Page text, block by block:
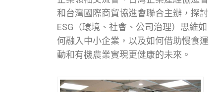
和台灣國際商貿協進會聯合主辦，探討
ESG（環境、社會、公司治理）思維如
何融入中小企業，以及如何借助慢食運
動和有機農業實現更健康的未來。